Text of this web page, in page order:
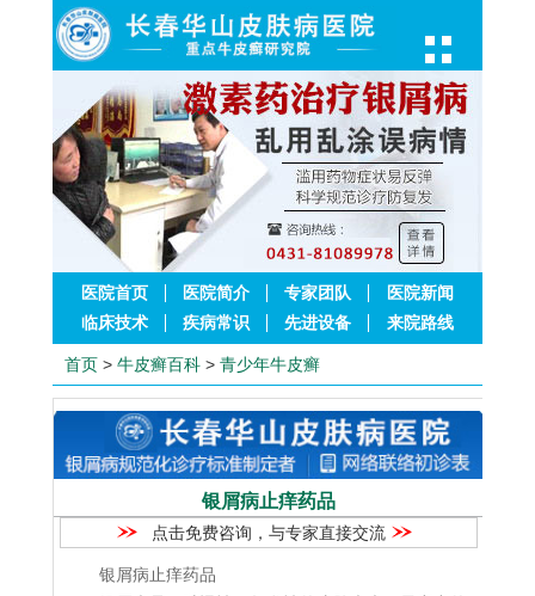
医院首页 医院简介 专家团队
医院新闻
临床技术
疾病常识 先进设备 来院路线
首页 > 牛皮癣百科 > 青少年牛皮癣
银屑病止痒药品
点击免费咨询，与专家直接交流
银屑病止痒药品